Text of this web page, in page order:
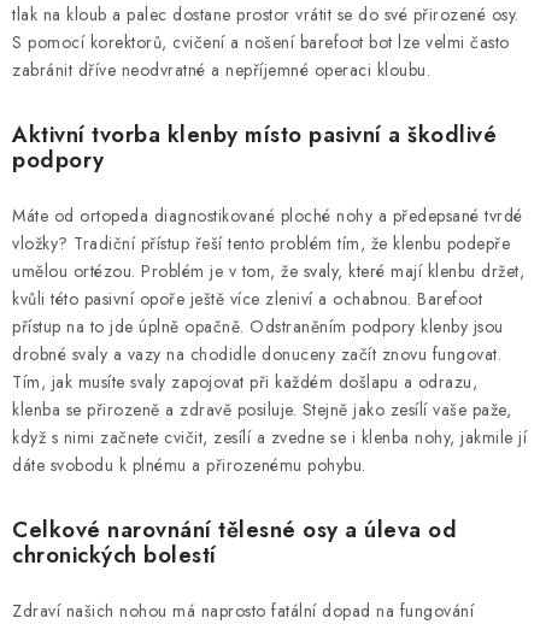
Kontakty a kamenná prodejna
Hodnocení obchodu
Vrácení a reklamace
Doprava a platba
tlak na kloub a palec dostane prostor vrátit se do své přirozené osy.
S pomocí korektorů, cvičení a nošení barefoot bot lze velmi často
zabránit dříve neodvratné a nepříjemné operaci kloubu.
Aktivní tvorba klenby místo pasivní a škodlivé
podpory
Máte od ortopeda diagnostikované ploché nohy a předepsané tvrdé
vložky? Tradiční přístup řeší tento problém tím, že klenbu podepře
umělou ortézou. Problém je v tom, že svaly, které mají klenbu držet,
kvůli této pasivní opoře ještě více zleniví a ochabnou. Barefoot
přístup na to jde úplně opačně. Odstraněním podpory klenby jsou
drobné svaly a vazy na chodidle donuceny začít znovu fungovat.
Tím, jak musíte svaly zapojovat při každém došlapu a odrazu,
klenba se přirozeně a zdravě posiluje. Stejně jako zesílí vaše paže,
když s nimi začnete cvičit, zesílí a zvedne se i klenba nohy, jakmile jí
dáte svobodu k plnému a přirozenému pohybu.
Celkové narovnání tělesné osy a úleva od
chronických bolestí
Zdraví našich nohou má naprosto fatální dopad na fungování